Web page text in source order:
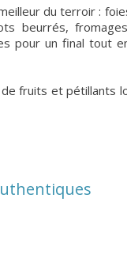
du terroir :
beurrés,
pour un final tout
fruits et pétillants